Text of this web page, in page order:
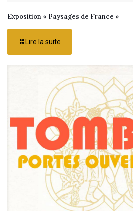
Exposition « Paysages de France »
Lire la suite